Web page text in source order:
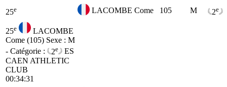
25e LACOMBE Come 105 M 2e
25e
LACOMBE
Come (105) Sexe : M
- Catégorie :
2e
ES
CAEN ATHLETIC
CLUB
00:34:31